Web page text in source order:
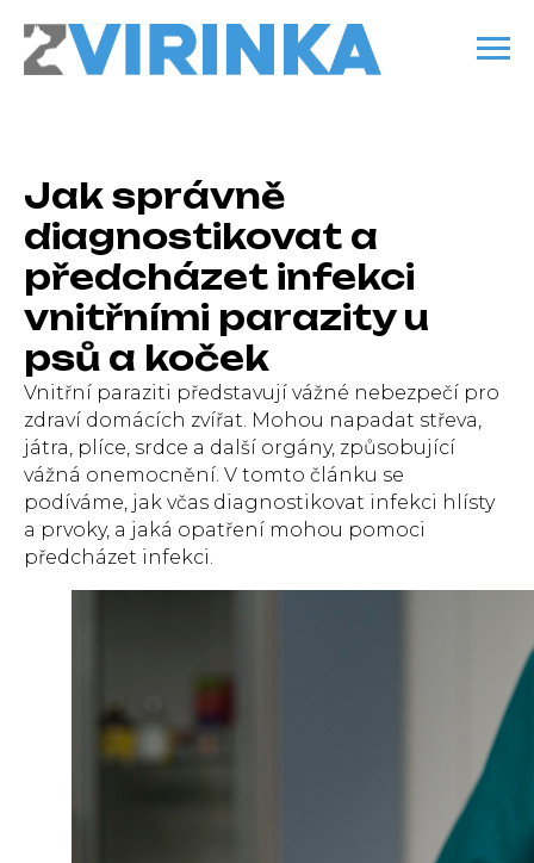
Jak správně
diagnostikovat a
předcházet infekci
vnitřními parazity u
psů a koček
Vnitřní paraziti představují vážné nebezpečí pro
zdraví domácích zvířat. Mohou napadat střeva,
játra, plíce, srdce a další orgány, způsobující
vážná onemocnění. V tomto článku se
podíváme, jak včas diagnostikovat infekci hlísty
a prvoky, a jaká opatření mohou pomoci
předcházet infekci.